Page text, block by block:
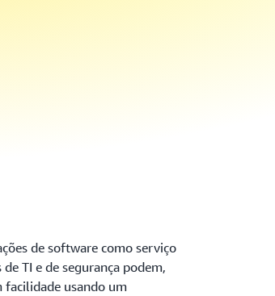
de software como serviço
TI e de segurança podem,
facilidade usando um